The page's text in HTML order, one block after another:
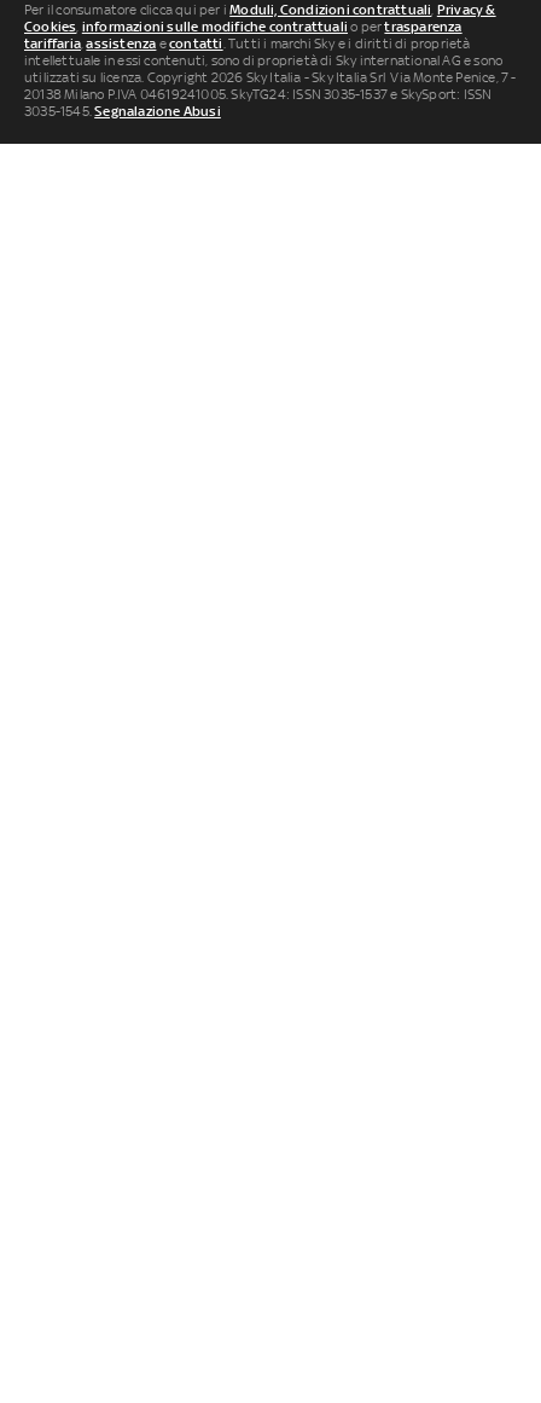
Per il consumatore clicca qui per iModuli, Condizioni contrattuali, Privacy &
Cookies, informazioni sulle modifiche contrattuali o pertrasparenza
tariffaria,assistenza econtatti. Tutti i marchi Sky e i diritti di proprietà
intellettuale in essi contenuti, sono di proprietà di Sky international AG e sono
utilizzati su licenza. Copyright 2026 Sky Italia - Sky Italia Srl Via Monte Penice, 7 -
20138 Milano P.IVA 04619241005. SkyTG24: ISSN 3035-1537 e SkySport: ISSN
3035-1545.Segnalazione Abusi